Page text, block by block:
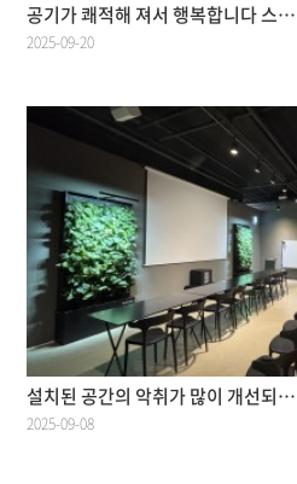
공기가 쾌적해 져서 행복합니다 스…
2025-09-20
설치된 공간의 악취가 많이 개선되…
2025-09-08